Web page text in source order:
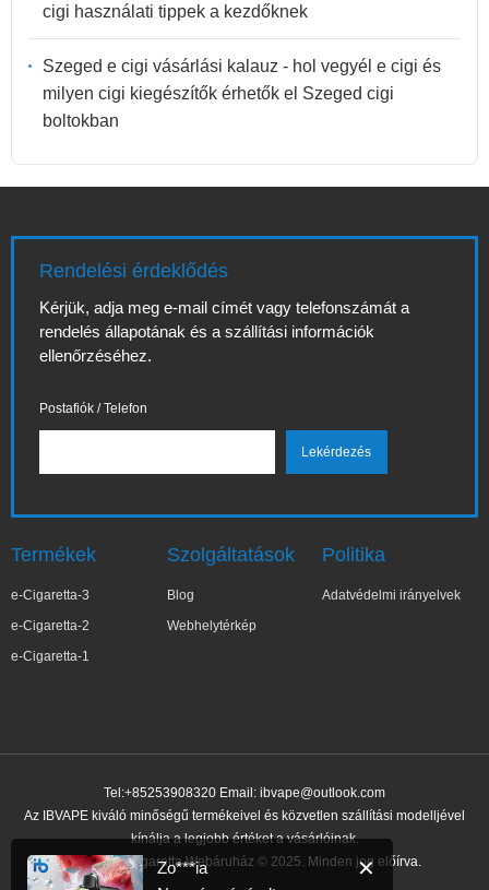
cigi használati tippek a kezdőknek
Szeged e cigi vásárlási kalauz - hol vegyél e cigi és
milyen cigi kiegészítők érhetők el Szeged cigi
boltokban
Rendelési érdeklődés
Kérjük, adja meg e-mail címét vagy telefonszámát a
rendelés állapotának és a szállítási információk
ellenőrzéséhez.
Postafiók / Telefon
Termékek
e-Cigaretta-3
e-Cigaretta-2
e-Cigaretta-1
Szolgáltatások
Blog
Webhelytérkép
Politika
Adatvédelmi irányelvek
Tel:+85253908320 Email: ibvape@outlook.com
Az IBVAPE kiváló minőségű termékeivel és közvetlen szállítási modelljével
kínálja a legjobb értéket a vásárlóinak.
IBVAPE E-cigaretta Webáruház © 2025. Minden jog előírva.
✕
Zo***ia